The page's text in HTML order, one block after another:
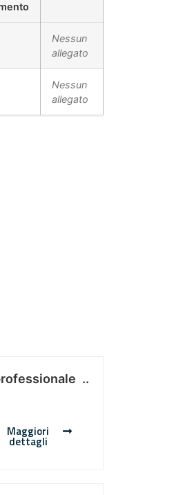
Nessun
allegato
Nessun
allegato
..
Maggiori
dettagli